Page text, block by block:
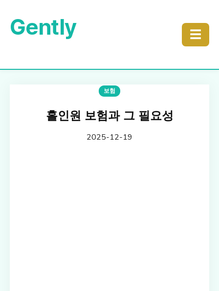
Gently ☰
보험
홀인원 보험과 그 필요성
2025-12-19